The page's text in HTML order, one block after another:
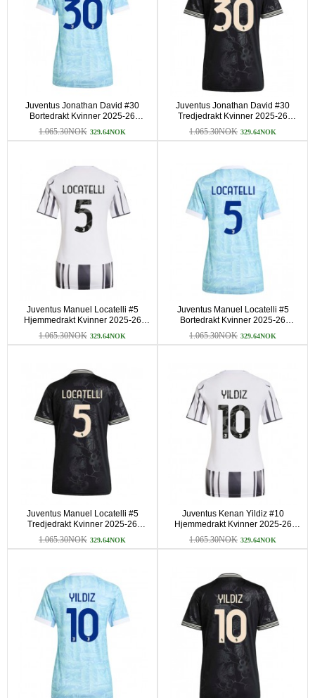
Juventus Jonathan David #30
Bortedrakt Kvinner 2025-26
Kortermet
1.065.30NOK 329.64NOK
Juventus Jonathan David #30
Tredjedrakt Kvinner 2025-26
Kortermet
1.065.30NOK 329.64NOK
Juventus Manuel Locatelli #5
Hjemmedrakt Kvinner 2025-26
Kortermet
1.065.30NOK 329.64NOK
Juventus Manuel Locatelli #5
Bortedrakt Kvinner 2025-26
Kortermet
1.065.30NOK 329.64NOK
Juventus Manuel Locatelli #5
Tredjedrakt Kvinner 2025-26
Kortermet
1.065.30NOK 329.64NOK
Juventus Kenan Yildiz #10
Hjemmedrakt Kvinner 2025-26
Kortermet
1.065.30NOK 329.64NOK